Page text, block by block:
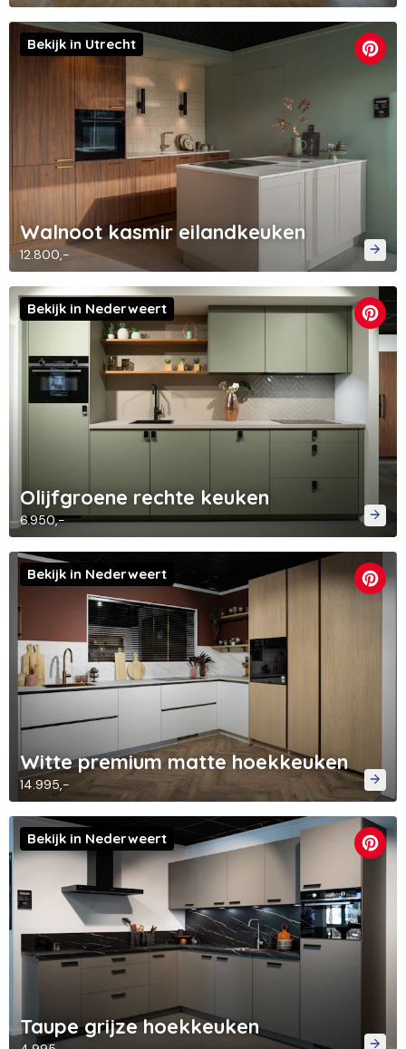
Walnoot kasmir eilandkeuken
12.800,-
Bekijk in Utrecht
Olijfgroene rechte keuken
6.950,-
Bekijk in Nederweert
Witte premium matte hoekkeuken
14.995,-
Bekijk in Nederweert
Taupe grijze hoekkeuken
Bekijk in Nederweert